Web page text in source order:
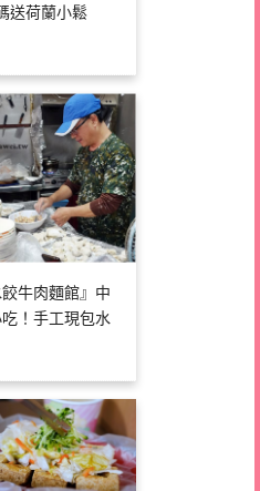
送荷蘭小鬆
牛肉麵館』中
！手工現包水